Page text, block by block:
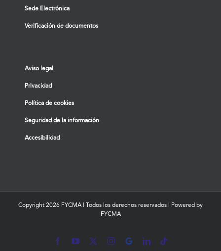
Sede Electrónica
Verificación de documentos
Aviso legal
Privacidad
Política de cookies
Seguridad de la información
Accesibilidad
Copyright 2026 FYCMA | Todos los derechos reservados | Powered by
FYCMA
FacebookYouTube
X Instagram
MyBusinessLinkedInTiktok